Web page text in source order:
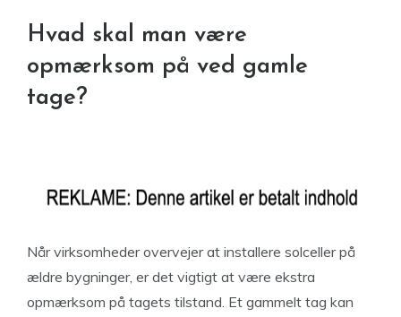
Hvad skal man være
opmærksom på ved gamle
tage?
Når virksomheder overvejer at installere solceller på
ældre bygninger, er det vigtigt at være ekstra
opmærksom på tagets tilstand. Et gammelt tag kan